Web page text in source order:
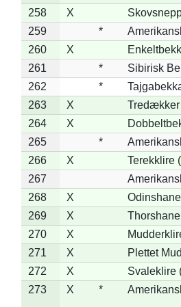
258 X
259
*
260
X
261
*
Sibirisk
262
*
263
X
Tredækker
264
X
265
*
266
X
Terekklire
267
268
X
269
X
270
X
271
X
Plettet
272
X
Svaleklire
273
X *